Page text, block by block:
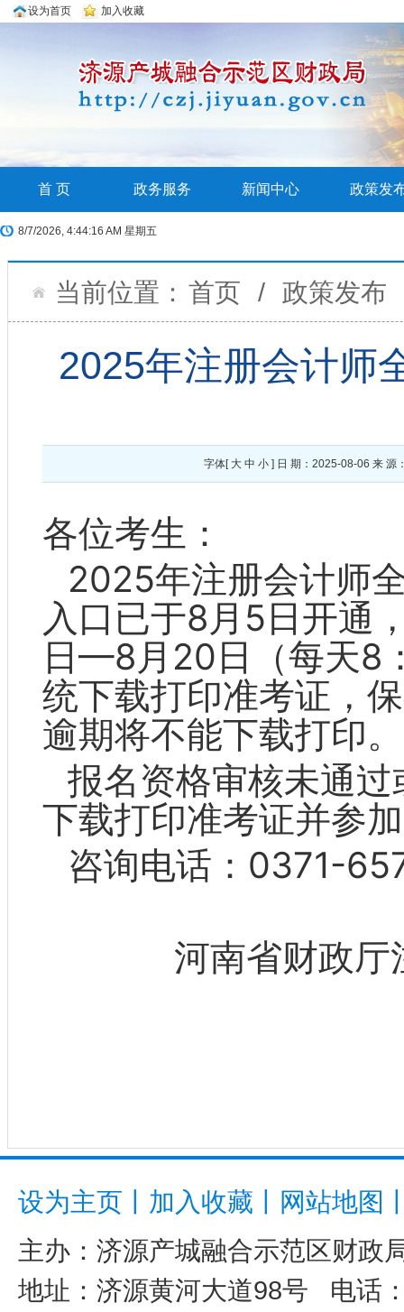
设为首页 加入收藏
首 页 政务服务 新闻中心 政策发
8/7/2026, 4:44:17 AM 星期五
当前位置： 首页 / 政策发布
2025年注册会计师
字体[ 大 中 小] 日 期：2025-08-06 来 源
各位考生：
2025年注册会计师
入口已于8月5日开通
日—8月20日（每天8
统下载打印准考证，
逾期将不能下载打印。
报名资格审核未通
下载打印准考证并参
咨询电话： 0371-
河南省财政
设为主页 加入收藏 网站地图
主办： 济源产城融合示范区财政
地址：济源黄河大道98号 电话